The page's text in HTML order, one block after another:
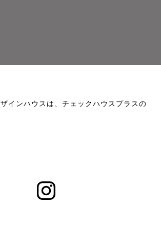
インハウスは、チェックハウスプラスの